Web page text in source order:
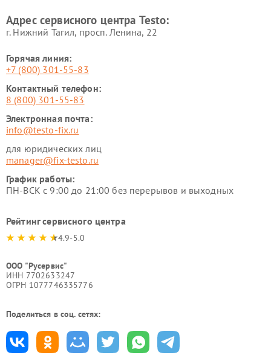
Адрес сервисного центра Testo:
г. Нижний Тагил, просп. Ленина, 22
Горячая линия:
+7 (800) 301-55-83
Контактный телефон:
8 (800) 301-55-83
Электронная почта:
info@testo-fix.ru
для юридических лиц
manager@fix-testo.ru
График работы:
ПН-ВСК с 9:00 до 21:00 без перерывов и выходных
Рейтинг сервисного центра
4.9-5.0
ООО "Русервис"
ИНН 7702633247
ОГРН 1077746335776
Поделиться в соц. сетях: